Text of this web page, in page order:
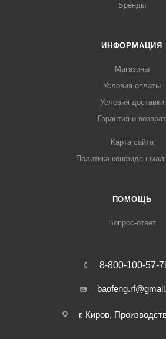
Бренды
ИНФОРМАЦИЯ
Магазины
Условия оплаты
Условия доставки
Гарантия и возврат
Карта сайта
Политика
ПОМОЩЬ
Вопрос-ответ
8-800-100-57-
г. Киров,